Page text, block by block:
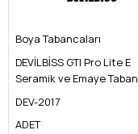
Boya Tabancaları
DEVİLBİSS GTI Pro Lite E
Seramik ve Emaye
DEV-2017
ADET